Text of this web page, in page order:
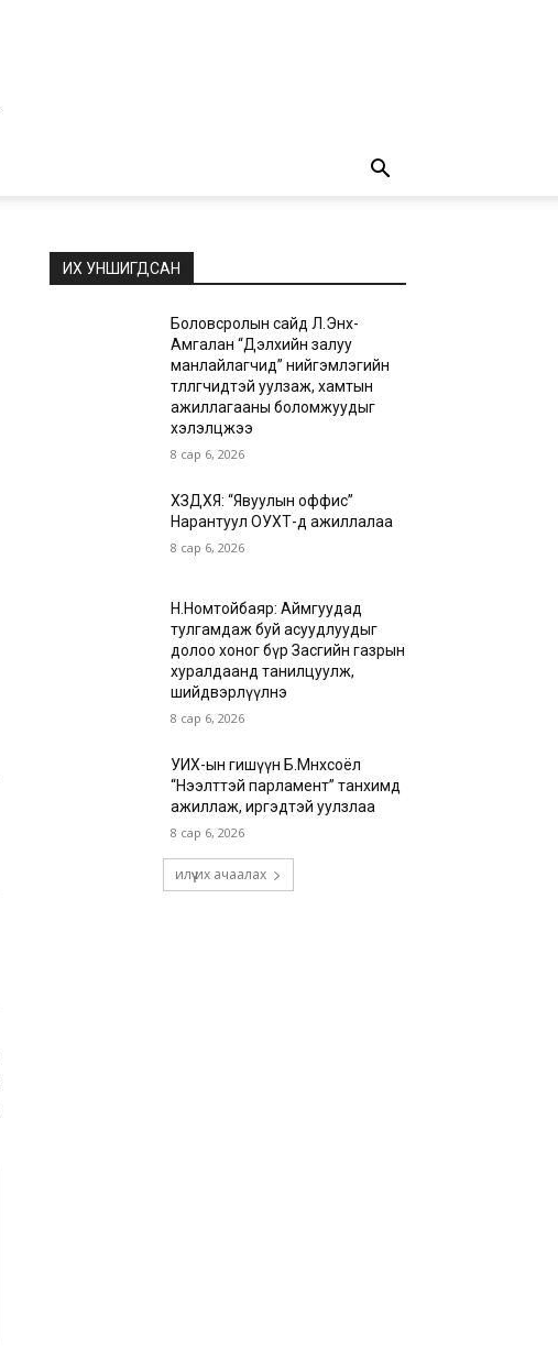
ИХ УНШИГДСАН
Боловсролын сайд Л.Энх-
Амгалан “Дэлхийн залуу
манлайлагчид” нийгэмлэгийн
төлөөлөгчидтэй уулзаж, хамтын
ажиллагааны боломжуудыг
хэлэлцжээ
8 сар 6, 2026
ХЗДХЯ: “Явуулын оффис”
Нарантуул ОУХТ-д ажиллалаа
8 сар 6, 2026
Н.Номтойбаяр: Аймгуудад
тулгамдаж буй асуудлуудыг
долоо хоног бүр Засгийн газрын
хуралдаанд танилцуулж,
шийдвэрлүүлнэ
8 сар 6, 2026
УИХ-ын гишүүн Б.Мөнхсоёл
“Нээлттэй парламент” танхимд
ажиллаж, иргэдтэй уулзлаа
8 сар 6, 2026
илүү их ачаалах